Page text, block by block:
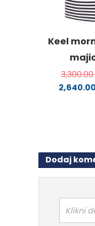
na
Keel
2,640.00
na
Dodaj
Klikni